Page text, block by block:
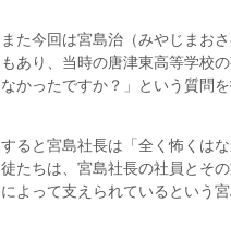
また今回は宮島治（みやじまお
もあり、当時の唐津東高等学校
なかったですか？」という質問を
すると宮島社長は「全く怖くは
徒たちは、宮島社長の社員とそ
によって支えられているという